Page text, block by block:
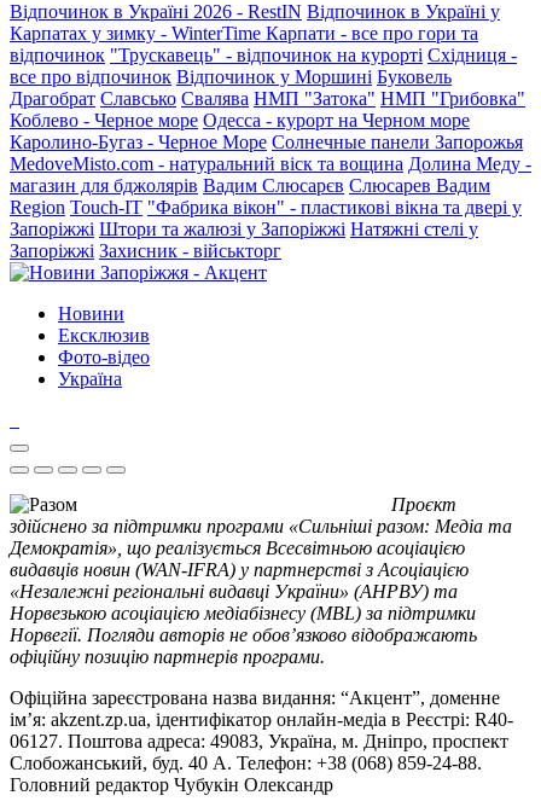
Відпочинок в Україні 2026 - RestIN Відпочинок в Україні у
Карпатах у зимку - WinterTime Карпати - все про гори та
відпочинок "Трускавець" - відпочинок на курорті Східниця -
все про відпочинок Відпочинок у Моршині Буковель
Драгобрат Славсько Свалява НМП "Затока" НМП "Грибовка"
Коблево - Черное море Одесса - курорт на Черном море
Каролино-Бугаз - Черное Море Солнечные панели Запорожья
MedoveMisto.com - натуральний віск та вощина Долина Меду -
магазин для бджолярів Вадим Слюсарєв Слюсарев Вадим
Region Touch-IT "Фабрика вікон" - пластикові вікна та двері у
Запоріжжі Штори та жалюзі у Запоріжжі Натяжні стелі у
Запоріжжі Захисник - військторг
Новини
Ексклюзив
Фото-відео
Україна
Проєкт
здійснено за підтримки програми «Сильніші разом: Медіа та
Демократія», що реалізується Всесвітньою асоціацією
видавців новин (WAN-IFRA) у партнерстві з Асоціацією
«Незалежні регіональні видавці України» (АНРВУ) та
Норвезькою асоціацією медіабізнесу (MBL) за підтримки
Норвегії. Погляди авторів не обов’язково відображають
офіційну позицію партнерів програми.
Офіційна зареєстрована назва видання: “Акцент”, доменне
ім’я: akzent.zp.ua, ідентифікатор онлайн-медіа в Реєстрі: R40-
06127. Поштова адреса: 49083, Україна, м. Дніпро, проспект
Слобожанський, буд. 40 А. Телефон: +38 (068) 859-24-88.
Головний редактор Чубукін Олександр